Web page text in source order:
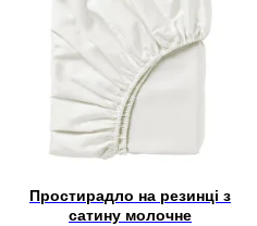
Простирадло на резинці з
сатину молочне